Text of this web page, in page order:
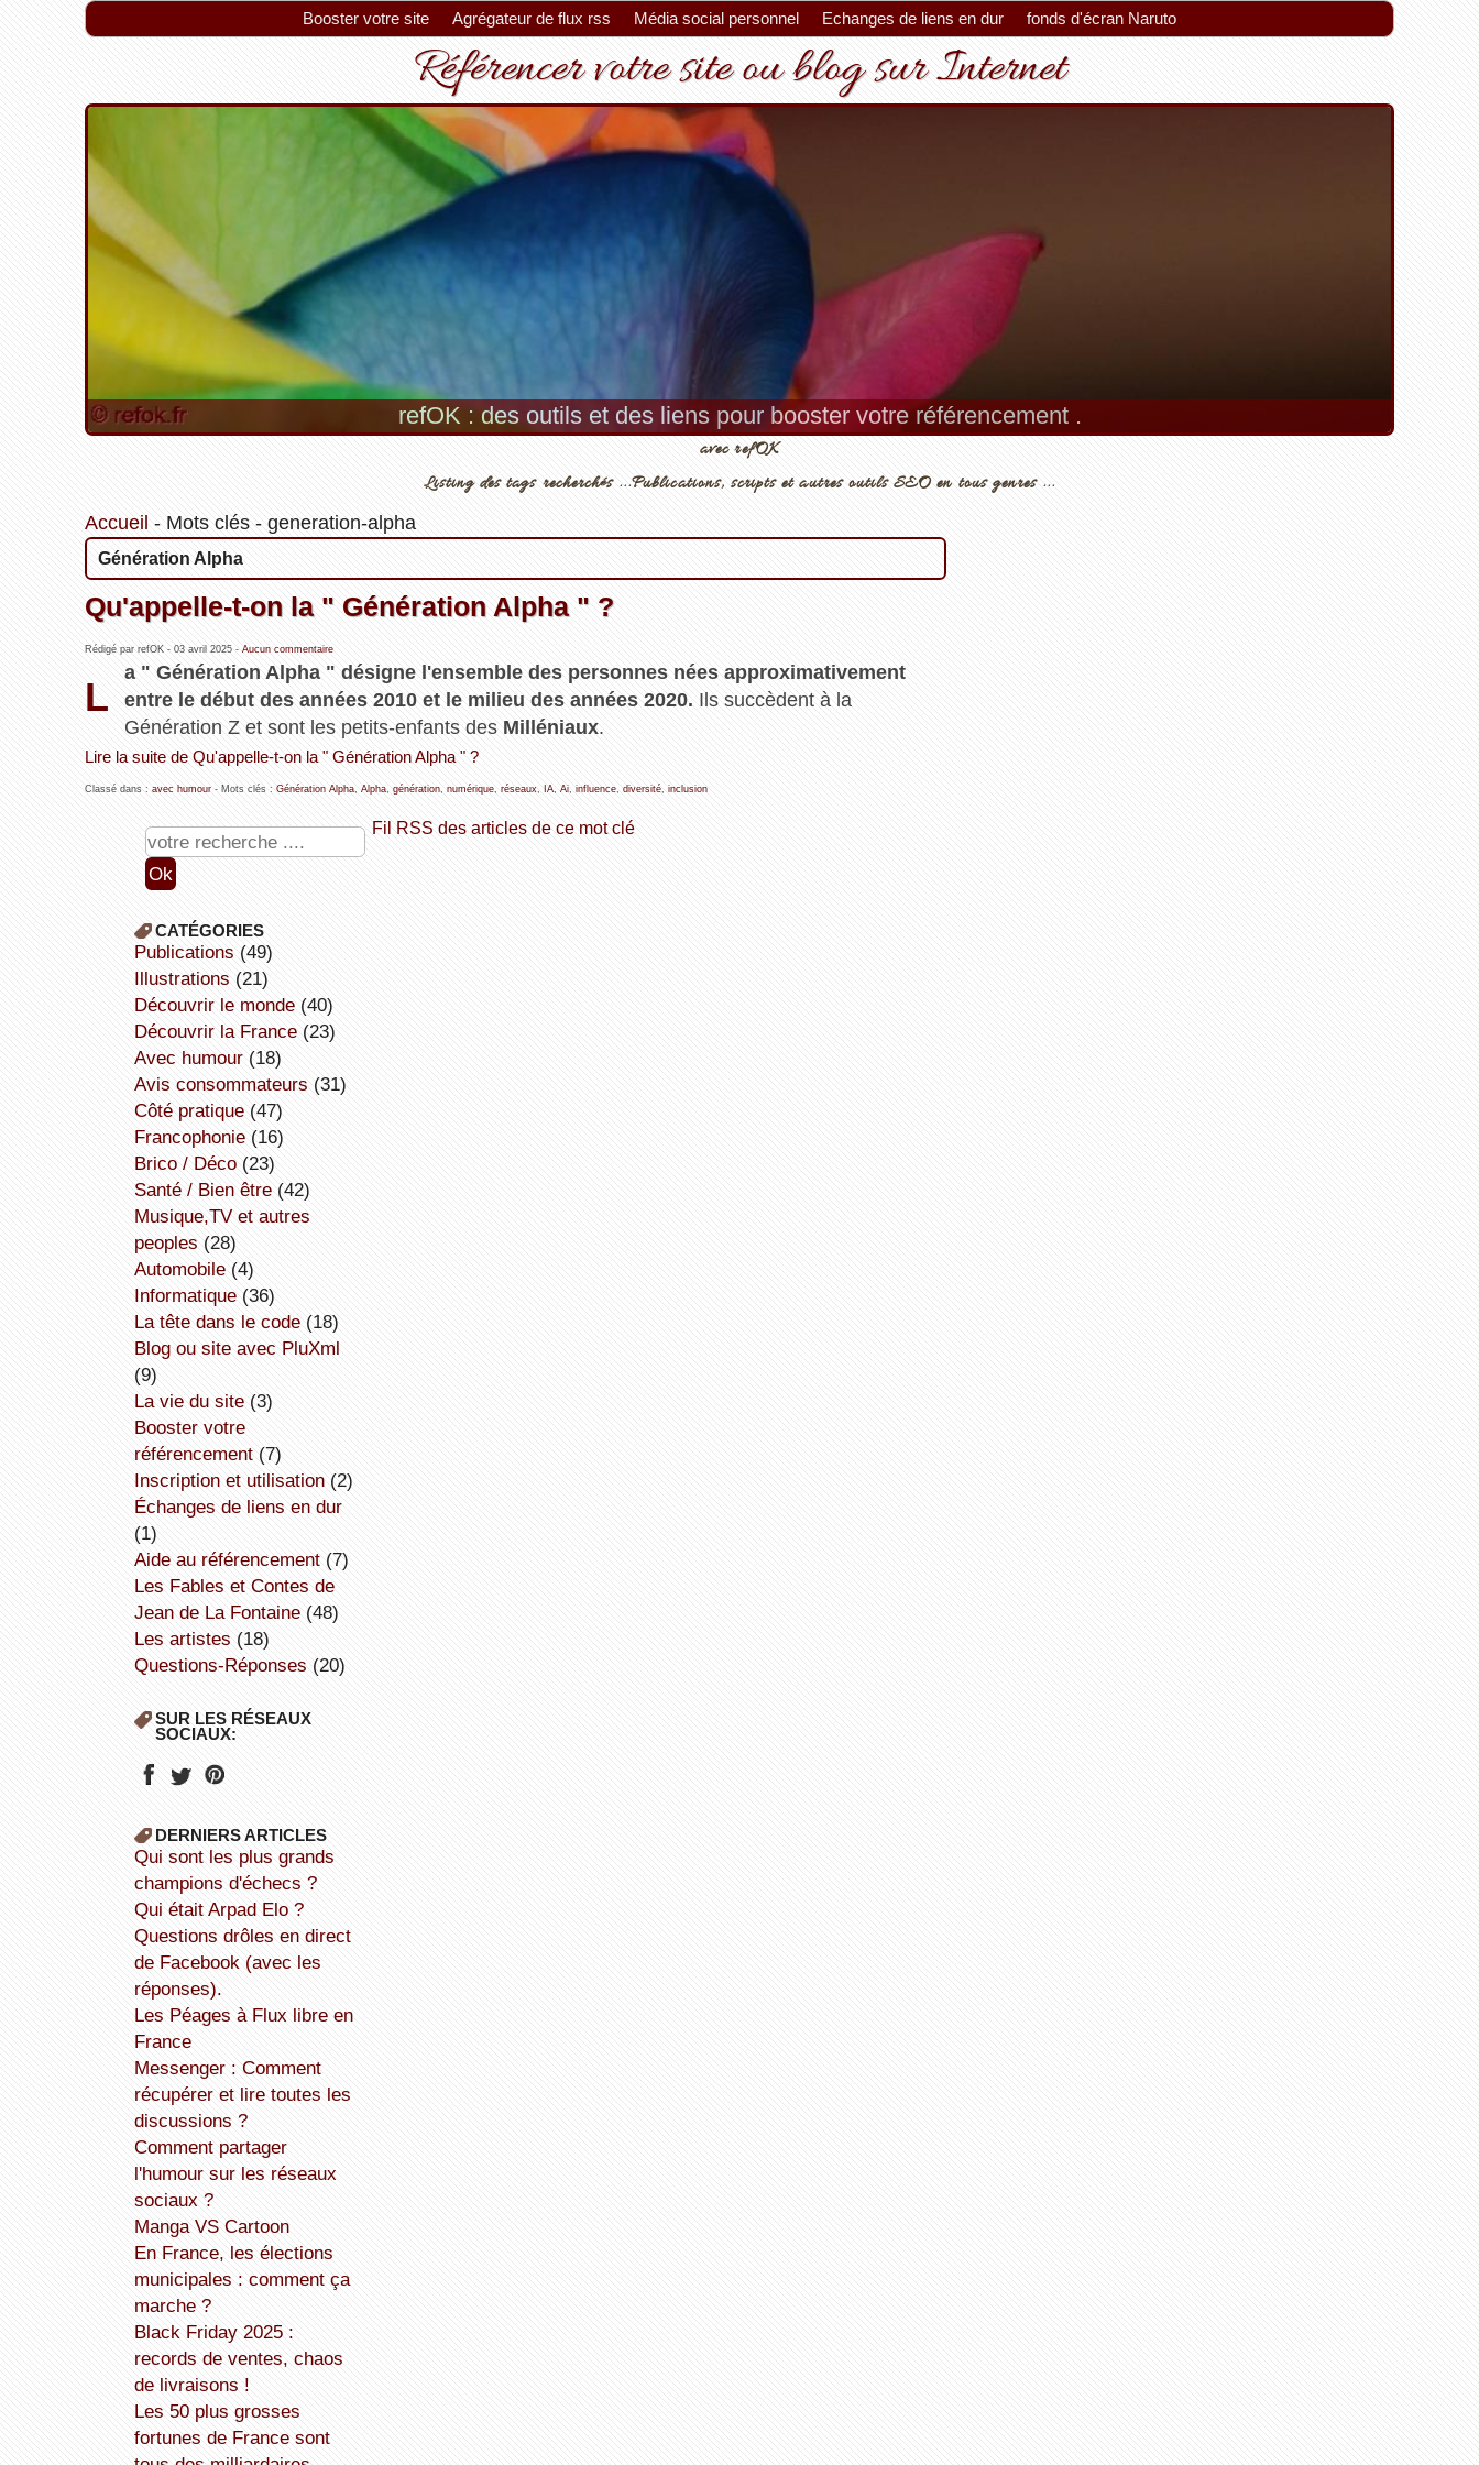
Booster votre site Agrégateur de flux rss Média social personnel Echanges de liens en dur fonds d'écran Naruto
Référencer votre site ou blog sur Internet
refOK : des outils et des liens pour booster votre référencement .
avec refOK
Listing des tags recherchés ...Publications, scripts et autres outils SEO en tous genres ...
Accueil - Mots clés- generation-alpha
Génération Alpha
Qu'appelle-t-on la " Génération Alpha " ?
Rédigé par refOK - 03 avril 2025- Aucun commentaire
L
a " Génération Alpha " désigne l'ensemble des personnes nées approximativement
entre le début des années 2010 et le milieu des années 2020. Ils succèdent à la
Génération Z et sont les petits-enfants des Milléniaux.
Lire la suite de Qu'appelle-t-on la " Génération Alpha " ?
Classé dans : avec humour- Mots clés : Génération Alpha, Alpha, génération, numérique, réseaux, IA, Ai, influence, diversité, inclusion
Fil RSS des articles de ce mot clé
CATÉGORIES
publications (49)
illustrations (21)
découvrir le monde(40)
découvrir la France(23)
avec humour(18)
avis consommateurs (31)
côté pratique(47)
Francophonie(16)
Brico / Déco(23)
Santé / Bien être(42)
Musique,TV et autres
peoples (28)
Automobile(4)
informatique(36)
la tête dans le code(18)
Blog ou site avec PluXml
(9)
la vie du site(3)
booster votre
référencement(7)
inscription et utilisation(2)
échanges de liens en dur
(1)
aide au référencement(7)
Les Fables et Contes de
Jean de La Fontaine(48)
Les artistes (18)
Questions-Réponses (20)
SUR LES RÉSEAUX
SOCIAUX:
DERNIERS ARTICLES
Qui sont les plus grands
champions d'échecs ?
Qui était Arpad Elo ?
Questions drôles en direct
de Facebook (avec les
réponses).
Les Péages à Flux libre en
France
Messenger : Comment
récupérer et lire toutes les
discussions ?
Comment partager
l'humour sur les réseaux
sociaux ?
Manga VS Cartoon
En France, les élections
municipales : comment ça
marche ?
Black Friday 2025 :
records de ventes, chaos
de livraisons !
Les 50 plus grosses
fortunes de France sont